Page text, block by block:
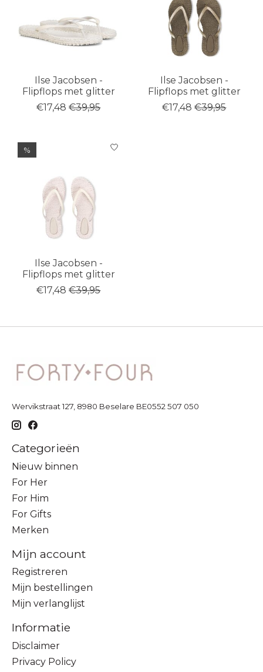
Ilse Jacobsen -
Flipflops met glitter
€17,48 €39,95
Ilse Jacobsen -
Flipflops met glitter
€17,48 €39,95
%
Ilse Jacobsen -
Flipflops met glitter
€17,48 €39,95
Wervikstraat 127, 8980 Beselare BE0552 507 050
Categorieën
Nieuw binnen
For Her
For Him
For Gifts
Merken
Mijn account
Registreren
Mijn bestellingen
Mijn verlanglijst
Informatie
Disclaimer
Privacy Policy